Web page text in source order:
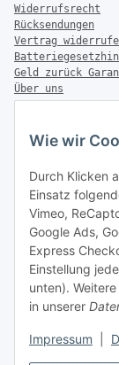
Wie wir
Durch Klicken
Einsatz
Vimeo,
Google Ads,
Express
Einstellung
unten).
in unserer
Impressum
Widerrufsrecht
Rücksendungen
Vertrag
Geld zurück
Über uns
FAQ
Zahlung &
Versandinformationen
Sonstiges